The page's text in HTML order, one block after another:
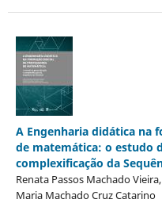
A Engenharia didática na
de matemática: o estudo
complexificação da
Renata Passos Machado
Maria Machado Cruz Catarino